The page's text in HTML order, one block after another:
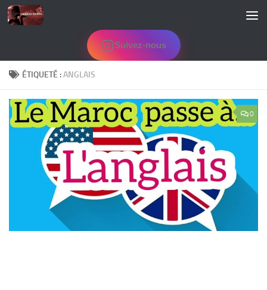
Skip to content
Suivez-nous
ÉTIQUETÉ :ANGLAIS
0